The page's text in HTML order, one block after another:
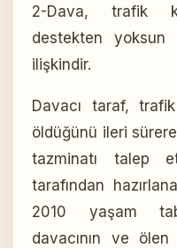
2-Dava, trafik
destekten yoksun
ilişkindir.
Davacı taraf,
öldüğünü ileri
tazminatı talep
tarafından
2010 yaşam
davacının ve